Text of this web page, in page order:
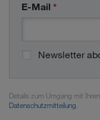
E-Mail *
Newsletter
Details zum Umgang mit
Datenschutzmitteilung